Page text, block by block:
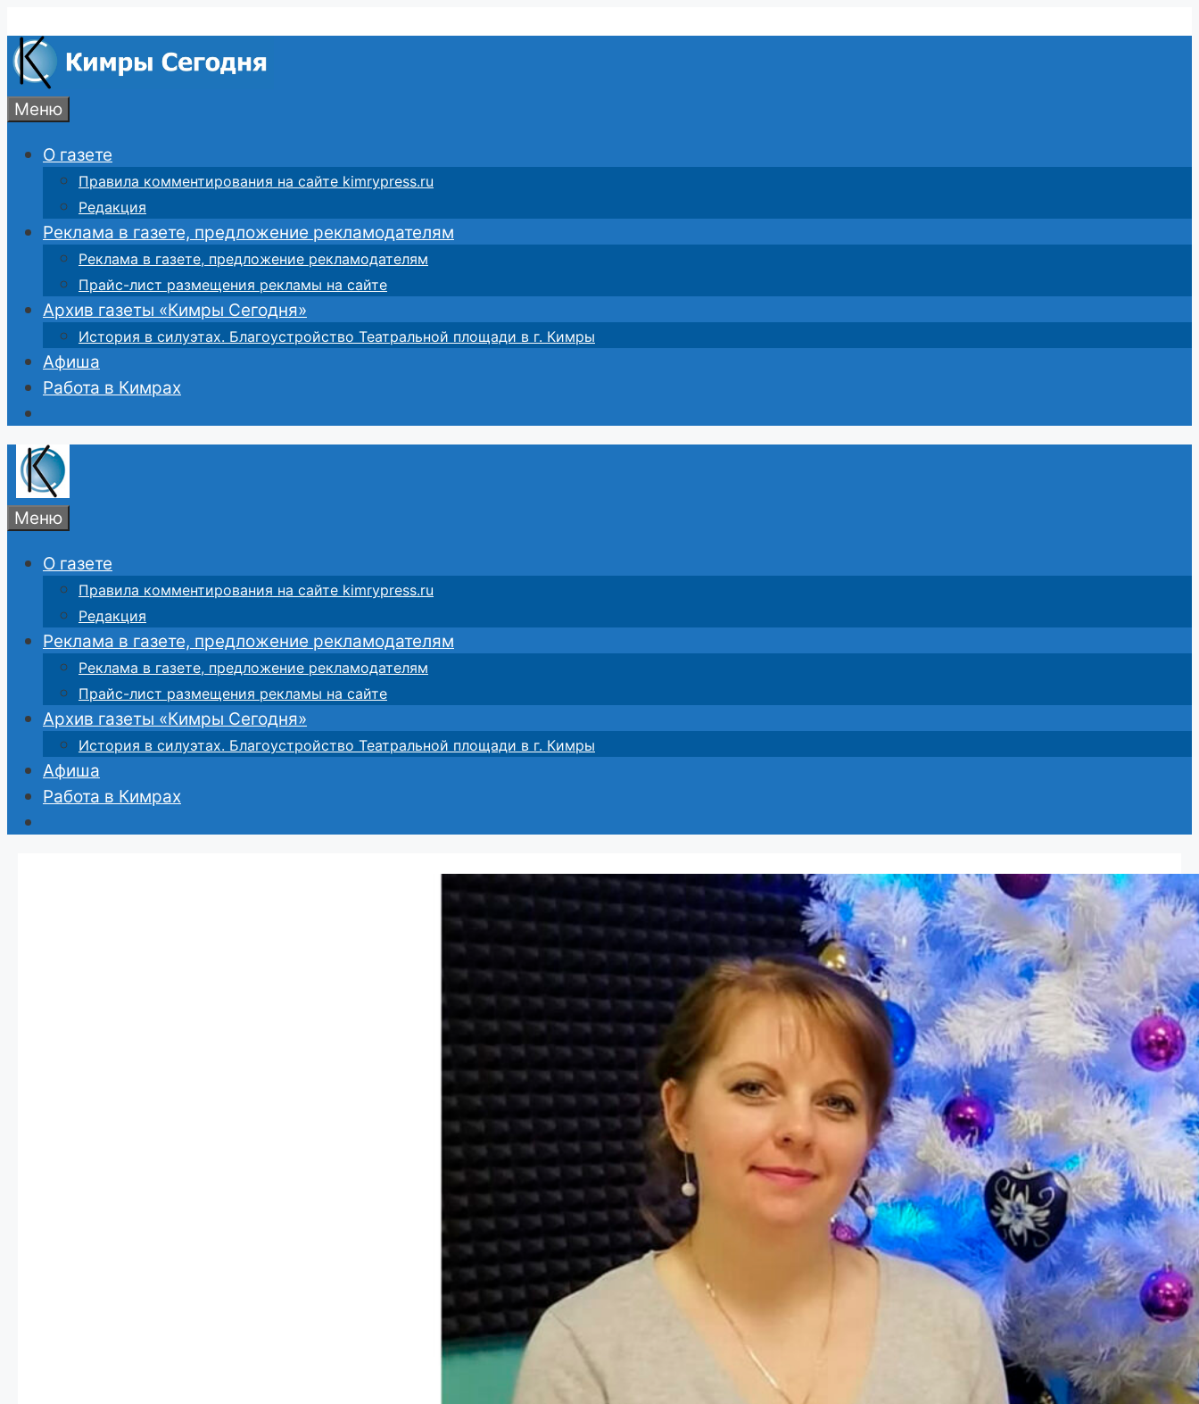
к
содержимому
Меню
О газете
Правила комментирования на сайте kimrypress.ru
Редакция
Реклама в газете, предложение рекламодателям
Реклама в газете, предложение рекламодателям
Прайс-лист размещения рекламы на сайте
Архив газеты «Кимры Сегодня»
История в силуэтах. Благоустройство Театральной площади в г. Кимры
Афиша
Работа в Кимрах
Меню
О газете
Правила комментирования на сайте kimrypress.ru
Редакция
Реклама в газете, предложение рекламодателям
Реклама в газете, предложение рекламодателям
Прайс-лист размещения рекламы на сайте
Архив газеты «Кимры Сегодня»
История в силуэтах. Благоустройство Театральной площади в г. Кимры
Афиша
Работа в Кимрах